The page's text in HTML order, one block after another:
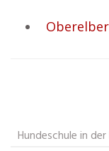
Hundeschule in der